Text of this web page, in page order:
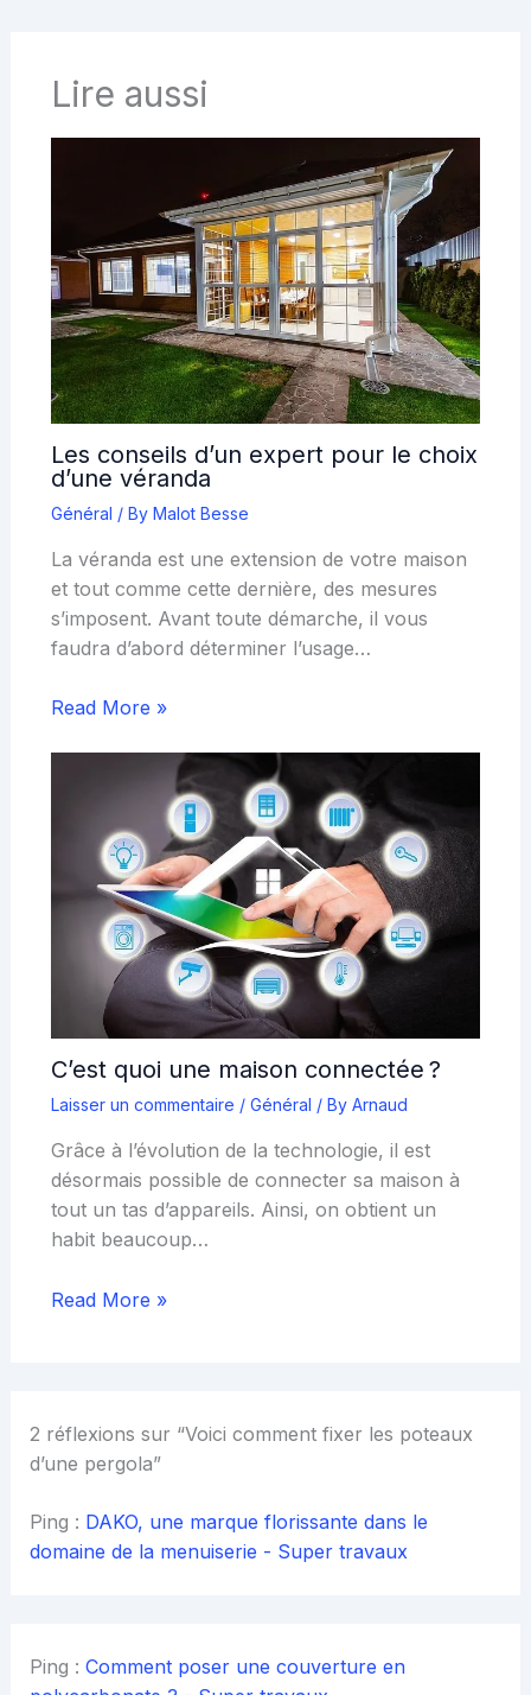
Lire aussi
Les conseils d’un expert pour le choix
d’une véranda
Général / By Malot Besse
La véranda est une extension de votre maison
et tout comme cette dernière, des mesures
s’imposent. Avant toute démarche, il vous
faudra d’abord déterminer l’usage…
Read More »
C’est quoi une maison connectée ?
Laisser un commentaire / Général / By Arnaud
Grâce à l’évolution de la technologie, il est
désormais possible de connecter sa maison à
tout un tas d’appareils. Ainsi, on obtient un
habit beaucoup…
Read More »
2 réflexions sur “Voici comment fixer les poteaux
d’une pergola”
Ping : DAKO, une marque florissante dans le
domaine de la menuiserie - Super travaux
Ping : Comment poser une couverture en